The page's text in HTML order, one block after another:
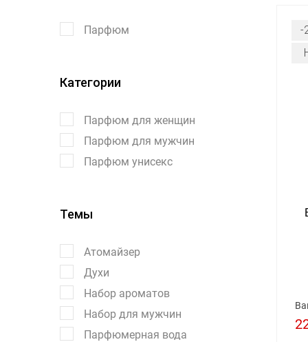
Парфюм
Категории
Парфюм для женщин
Парфюм для мужчин
Парфюм унисекс
Темы
Атомайзер
Духи
Набор ароматов
Набор для мужчин
Парфюмерная вода
-